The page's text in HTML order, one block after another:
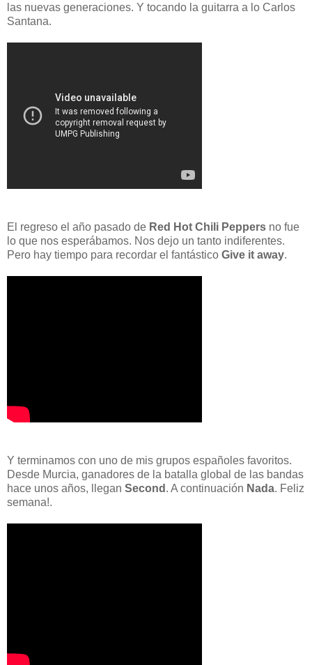
las nuevas generaciones. Y tocando la guitarra a lo Carlos
Santana.
El regreso el año pasado de Red Hot Chili Peppers no fue
lo que nos esperábamos. Nos dejo un tanto indiferentes.
Pero hay tiempo para recordar el fantástico Give it away.
Y terminamos con uno de mis grupos españoles favoritos.
Desde Murcia, ganadores de la batalla global de las bandas
hace unos años, llegan Second . A continuación Nada. Feliz
semana!.